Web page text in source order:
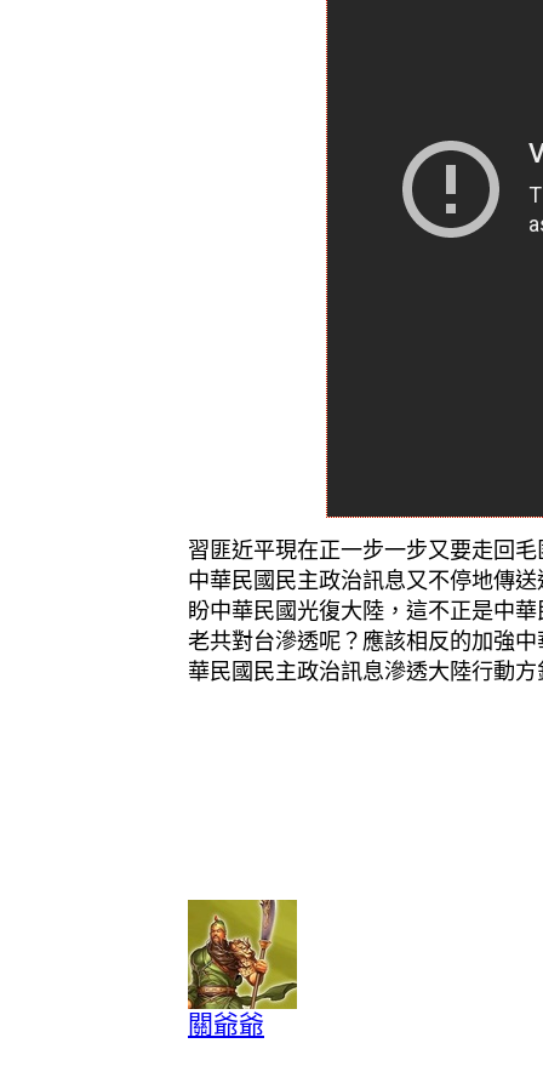
習匪近平現在正一步一步又要走回
中華民國民主政治訊息又不停地傳
盼中華民國光復大陸，這不正是中
老共對台滲透呢？應該相反的加強
華民國民主政治訊息滲透大陸行動
關爺爺